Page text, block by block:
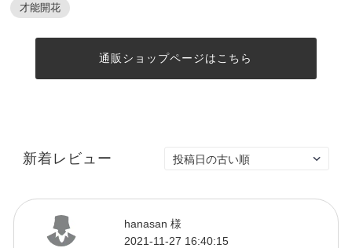
才能開花
通販ショップページはこちら
新着レビュー
hanasan 様
2021-11-27 16:40:15